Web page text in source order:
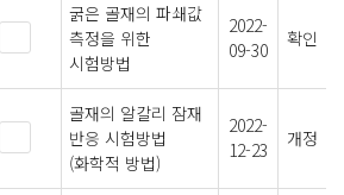
굵은 골재의 파쇄값
측정을 위한
시험방법
2022-
09-30
확인
골재의 알칼리 잠재
반응 시험방법
(화학적 방법)
2022-
12-23
개정